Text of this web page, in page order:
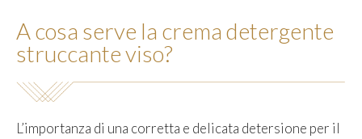
A cosa serve la crema detergente
struccante viso?
L’importanza di una corretta e delicata detersione per il